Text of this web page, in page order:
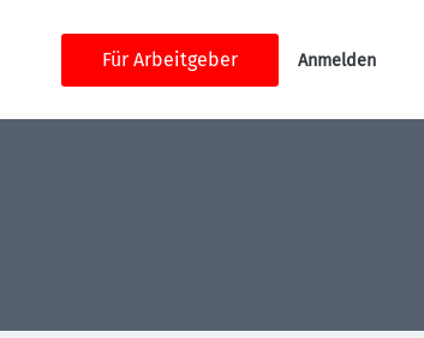
Für Arbeitgeber Anmelden